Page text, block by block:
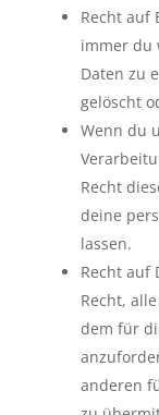
Recht auf
immer du
Daten zu
gelöscht
Wenn du
Recht
deine
lassen.
Recht auf
Recht,
dem für
anderen